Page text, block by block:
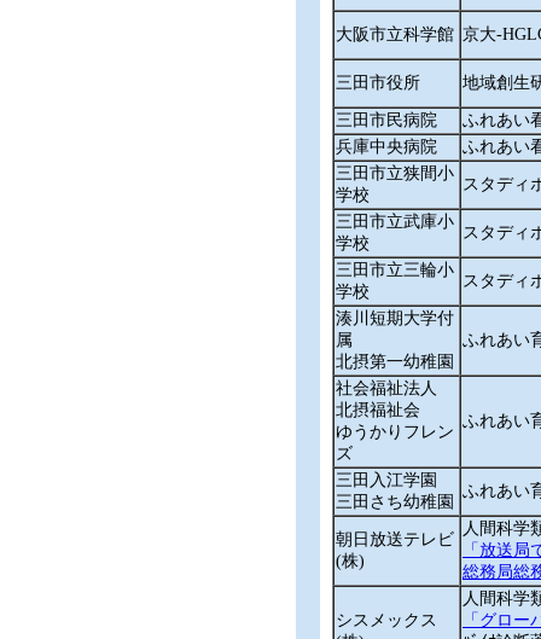
大阪市立科学館 京大
三田市役所 地域創生
三田市民病院
ふれあい
兵庫中央病院
ふれあい
三田市立狭間小
学校
スタディ
三田市立武庫小
学校
スタディ
三田市立三輪小
学校
スタディ
湊川短期大学付
属
北摂第一幼稚園
ふれあい
社会福祉法人
北摂福祉会
ゆうかりフレン
ズ
ふれあい
三田入江学園
三田さち幼稚園
ふれあい
朝日放送テレビ
(株)
人間科学
「放送局
総務局総
シスメックス
人間科学
「グロー